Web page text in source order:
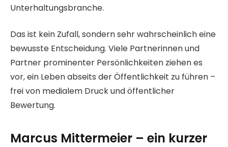
Unterhaltungsbranche.
Das ist kein Zufall, sondern sehr wahrscheinlich eine
bewusste Entscheidung. Viele Partnerinnen und
Partner prominenter Persönlichkeiten ziehen es
vor, ein Leben abseits der Öffentlichkeit zu führen –
frei von medialem Druck und öffentlicher
Bewertung.
Marcus Mittermeier – ein kurzer